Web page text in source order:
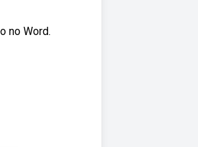
no Word.